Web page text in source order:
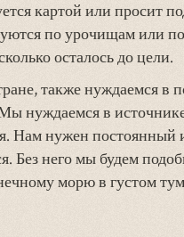
картой или просит
по урочищам или
осталось до цели.
также нуждаемся в
нуждаемся в
Нам нужен
Без него мы будем
морю в густом